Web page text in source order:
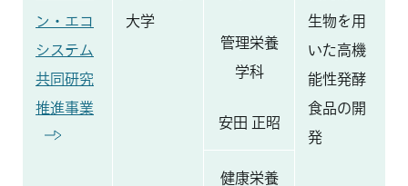
ン・エコ
システム
共同研究
推進事業
大学
管理栄養
学科
安田 正昭
生物を用
いた高機
能性発酵
食品の開
発
健康栄養